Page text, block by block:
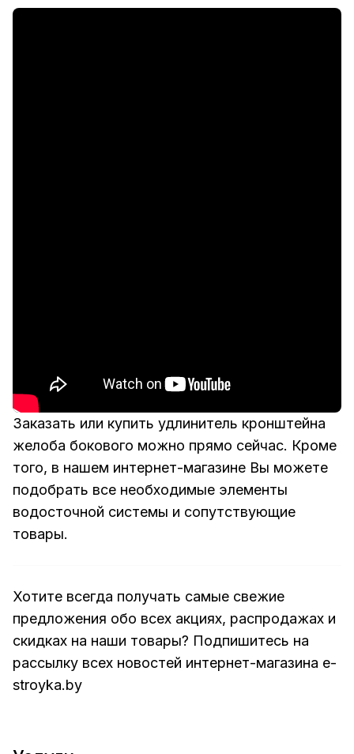
Заказать или купить удлинитель кронштейна
желоба бокового можно прямо сейчас. Кроме
того, в нашем интернет-магазине Вы можете
подобрать все необходимые элементы
водосточной системы и сопутствующие
товары.
Хотите всегда получать самые свежие
предложения обо всех акциях, распродажах и
скидках на наши товары? Подпишитесь на
рассылку всех новостей интернет-магазина e-
stroyka.by